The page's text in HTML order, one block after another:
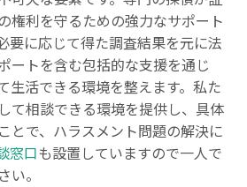
権利を守るための強力なサポート
要に応じて得た調査結果を元に法
ートを含む包括的な支援を通じ
生活できる環境を整えます。私た
て相談できる環境を提供し、具体
とで、ハラスメント問題の解決に
窓口も設置していますので一人で
い。